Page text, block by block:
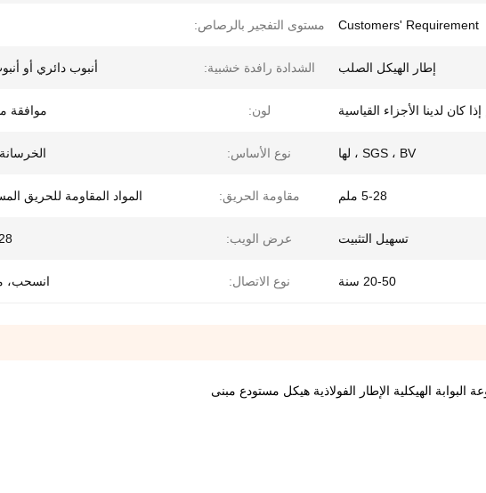
Customers' Requirement مستوى التفجير بالرصاص:
إطار الهيكل الصلب الشدادة رافدة خشبية: أنبوب دائري أو
لون: موافقة
SGS ، BV ، لها نوع الأساس:
5-28 ملم مقاومة الحريق: المواد المقاومة للحريق
تسهيل التثبيت عرض الويب: 7-
20-50 سنة نوع الاتصال: انسحب،
البوابة الهيكلية الإطار الفولاذية هيكل مستودع مبنى